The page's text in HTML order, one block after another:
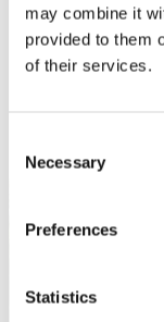
may combine it
provided to them
of their services.
Selection
Necessary
Preferences
Statistics
publikationer,
Namn *